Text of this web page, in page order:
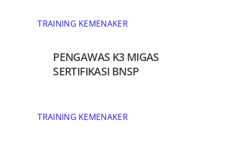
TRAINING KEMENAKER
PENGAWAS K3 MIGAS
SERTIFIKASI BNSP
TRAINING KEMENAKER